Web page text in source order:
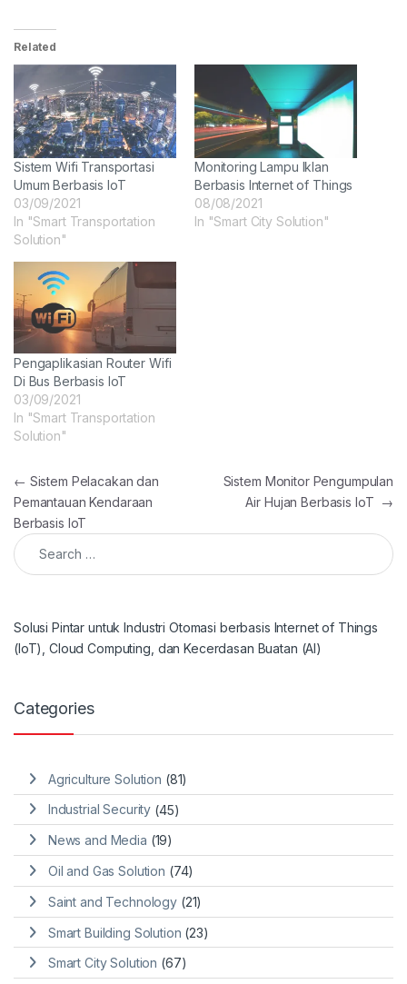
Related
Sistem Wifi Transportasi
Umum Berbasis IoT
03/09/2021
In "Smart Transportation
Solution"
Monitoring Lampu Iklan
Berbasis Internet of Things
08/08/2021
In "Smart City Solution"
Pengaplikasian Router Wifi
Di Bus Berbasis IoT
03/09/2021
In "Smart Transportation
Solution"
Post navigation
← Sistem Pelacakan dan
Pemantauan Kendaraan
Berbasis IoT
Sistem Monitor Pengumpulan
Air Hujan Berbasis IoT →
Search for:
Solusi Pintar untuk Industri Otomasi berbasis Internet of Things
(IoT), Cloud Computing, dan Kecerdasan Buatan (AI)
Categories
Agriculture Solution (81)
Industrial Security (45)
News and Media (19)
Oil and Gas Solution (74)
Saint and Technology (21)
Smart Building Solution (23)
Smart City Solution (67)